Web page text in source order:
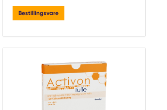
Bestillingsvare